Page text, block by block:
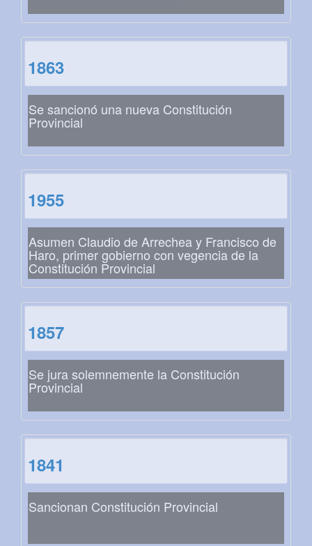
1863
Se sancionó una nueva Constitución
Provincial
1955
Asumen Claudio de Arrechea y Francisco de
Haro, primer gobierno con vegencia de la
Constitución Provincial
1857
Se jura solemnemente la Constitución
Provincial
1841
Sancionan Constitución Provincial